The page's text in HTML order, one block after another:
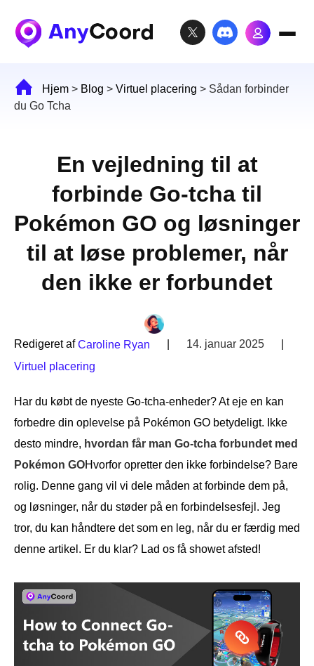
Hjem > Blog > Virtuel placering > Sådan forbinder
du Go Tcha
En vejledning til at
forbinde Go-tcha til
Pokémon GO og løsninger
til at løse problemer, når
den ikke er forbundet
Redigeret afCaroline Ryan 14. januar 2025
Virtuel placering
Har du købt de nyeste Go-tcha-enheder? At eje en kan
forbedre din oplevelse på Pokémon GO betydeligt. Ikke
desto mindre, hvordan får man Go-tcha forbundet med
Pokémon GOHvorfor opretter den ikke forbindelse? Bare
rolig. Denne gang vil vi dele måden at forbinde dem på,
og løsninger, når du støder på en forbindelsesfejl. Jeg
tror, du kan håndtere det som en leg, når du er færdig med
denne artikel. Er du klar? Lad os få showet afsted!